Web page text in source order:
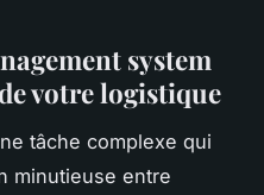
system
votre logistique
tâche complexe qui
minutieuse entre